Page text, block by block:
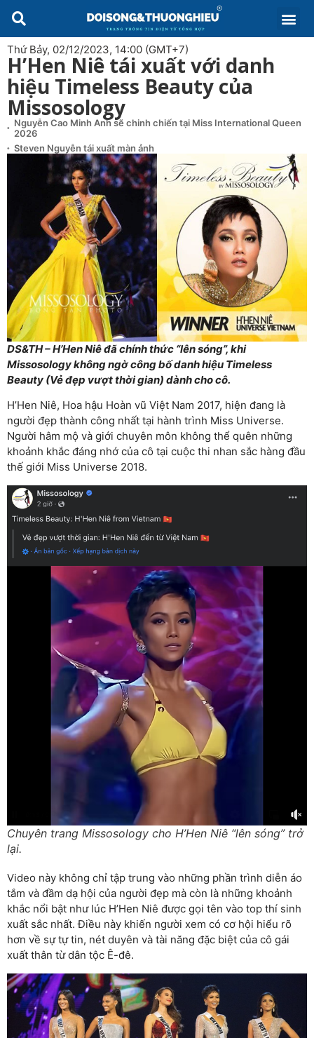
Thứ Bảy, 02/12/2023, 14:00 (GMT+7)
H’Hen Niê tái xuất với danh
hiệu Timeless Beauty của
Missosology
Nguyễn Cao Minh Anh sẽ chinh chiến tại Miss International Queen
2026
Steven Nguyễn tái xuất màn ảnh
DS&TH – H’Hen Niê đã chính thức “lên sóng”, khi
Missosology không ngờ công bố danh hiệu Timeless
Beauty (Vẻ đẹp vượt thời gian) dành cho cô.
H’Hen Niê, Hoa hậu Hoàn vũ Việt Nam 2017, hiện đang là
người đẹp thành công nhất tại hành trình Miss Universe.
Người hâm mộ và giới chuyên môn không thể quên những
khoảnh khắc đáng nhớ của cô tại cuộc thi nhan sắc hàng đầu
thế giới Miss Universe 2018.
Chuyên trang Missosology cho H’Hen Niê “lên sóng” trở
lại.
Video này không chỉ tập trung vào những phần trình diễn áo
tắm và đầm dạ hội của người đẹp mà còn là những khoảnh
khắc nổi bật như lúc H’Hen Niê được gọi tên vào top thí sinh
xuất sắc nhất. Điều này khiến người xem có cơ hội hiểu rõ
hơn về sự tự tin, nét duyên và tài năng đặc biệt của cô gái
xuất thân từ dân tộc Ê-đê.